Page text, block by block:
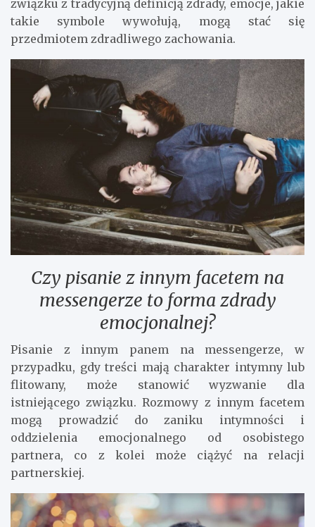
związku z tradycyjną definicją zdrady, emocje, jakie
takie symbole wywołują, mogą stać się
przedmiotem zdradliwego zachowania.
Czy pisanie z innym facetem na
messengerze to forma zdrady
emocjonalnej?
Pisanie z innym panem na messengerze, w
przypadku, gdy treści mają charakter intymny lub
flitowany, może stanowić wyzwanie dla
istniejącego związku. Rozmowy z innym facetem
mogą prowadzić do zaniku intymności i
oddzielenia emocjonalnego od osobistego
partnera, co z kolei może ciążyć na relacji
partnerskiej.